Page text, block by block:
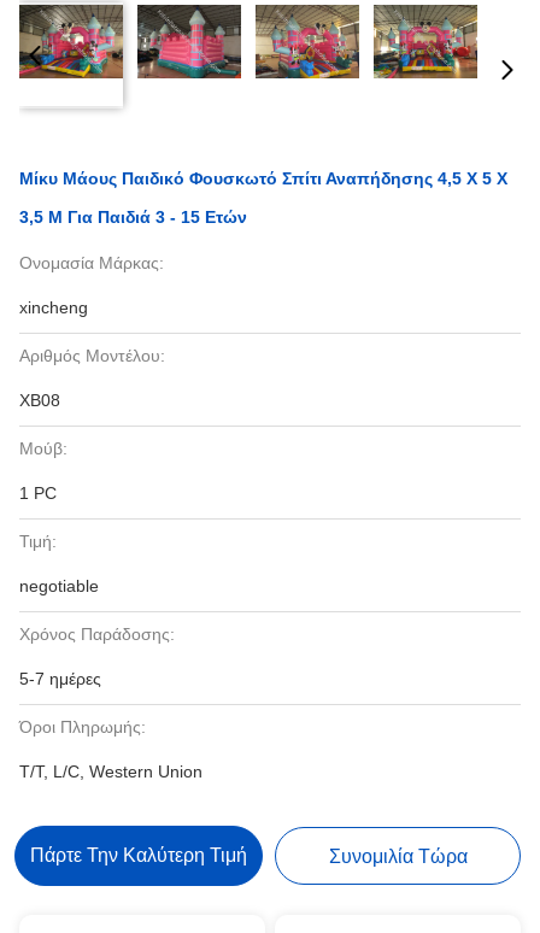
Μίκυ Μάους Παιδικό Φουσκωτό Σπίτι Αναπήδησης 4,5 X 5 X
3,5 M Για Παιδιά 3 - 15 Ετών
Ονομασία Μάρκας:
xincheng
Αριθμός Μοντέλου:
XB08
Μούβ:
1 PC
Τιμή:
negotiable
Χρόνος Παράδοσης:
5-7 ημέρες
Όροι Πληρωμής:
T/T, L/C, Western Union
Πάρτε Την Καλύτερη Τιμή Συνομιλία Τώρα